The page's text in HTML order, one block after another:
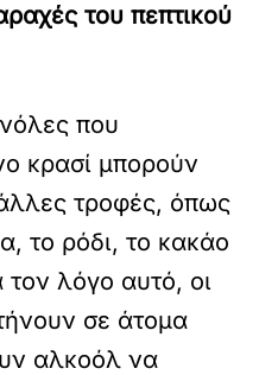
του πεπτικού
που
κρασί μπορούν
τροφές, όπως
το ρόδι, το κακάο
τον λόγο αυτό, οι
σε άτομα
αλκοόλ να